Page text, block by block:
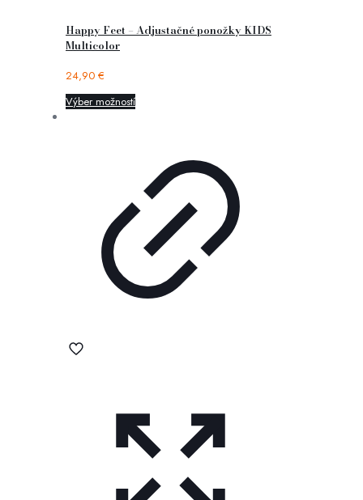
Happy Feet – Adjustačné ponožky KIDS
Multicolor
24,90 €
Výber možností